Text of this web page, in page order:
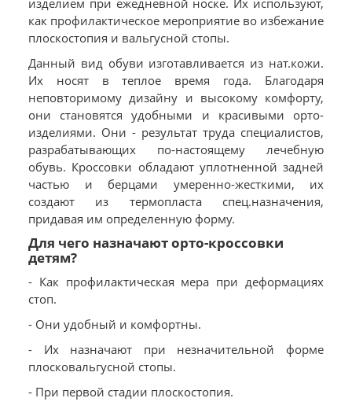
изделием при ежедневной носке. Их используют,
как профилактическое мероприятие во избежание
плоскостопия и вальгусной стопы.
Данный вид обуви изготавливается из нат.кожи.
Их носят в теплое время года. Благодаря
неповторимому дизайну и высокому комфорту,
они становятся удобными и красивыми орто-
изделиями. Они - результат труда специалистов,
разрабатывающих по-настоящему лечебную
обувь. Кроссовки обладают уплотненной задней
частью и берцами умеренно-жесткими, их
создают из термопласта спец.назначения,
придавая им определенную форму.
Для чего назначают орто-кроссовки
детям?
- Как профилактическая мера при деформациях
стоп.
- Они удобный и комфортны.
- Их назначают при незначительной форме
плосковальгусной стопы.
- При первой стадии плоскостопия.